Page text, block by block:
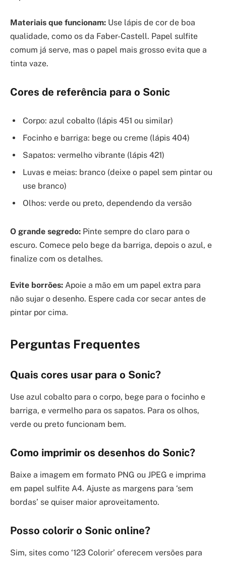
Materiais que funcionam: Use lápis de cor de boa
qualidade, como os da Faber-Castell. Papel sulfite
comum já serve, mas o papel mais grosso evita que a
tinta vaze.
Cores de referência para o Sonic
Corpo: azul cobalto (lápis 451 ou similar)
Focinho e barriga: bege ou creme (lápis 404)
Sapatos: vermelho vibrante (lápis 421)
Luvas e meias: branco (deixe o papel sem pintar ou
use branco)
Olhos: verde ou preto, dependendo da versão
O grande segredo: Pinte sempre do claro para o
escuro. Comece pelo bege da barriga, depois o azul, e
finalize com os detalhes.
Evite borrões: Apoie a mão em um papel extra para
não sujar o desenho. Espere cada cor secar antes de
pintar por cima.
Perguntas Frequentes
Quais cores usar para o Sonic?
Use azul cobalto para o corpo, bege para o focinho e
barriga, e vermelho para os sapatos. Para os olhos,
verde ou preto funcionam bem.
Como imprimir os desenhos do Sonic?
Baixe a imagem em formato PNG ou JPEG e imprima
em papel sulfite A4. Ajuste as margens para ‘sem
bordas’ se quiser maior aproveitamento.
Posso colorir o Sonic online?
Sim, sites como ‘123 Colorir’ oferecem versões para